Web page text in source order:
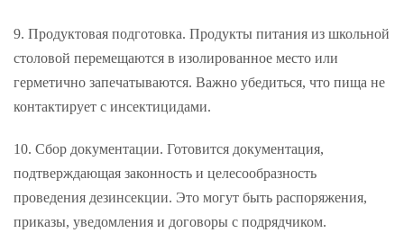
9. Продуктовая подготовка. Продукты питания из школьной
столовой перемещаются в изолированное место или
герметично запечатываются. Важно убедиться, что пища не
контактирует с инсектицидами.
10. Сбор документации. Готовится документация,
подтверждающая законность и целесообразность
проведения дезинсекции. Это могут быть распоряжения,
приказы, уведомления и договоры с подрядчиком.